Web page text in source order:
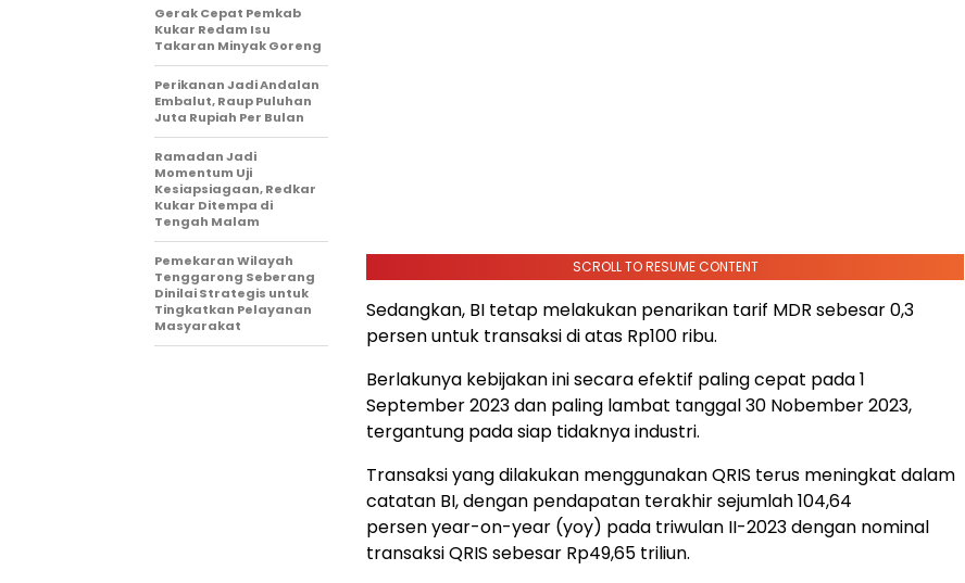
SCROLL TO RESUME CONTENT
Sedangkan, BI tetap melakukan penarikan tarif MDR sebesar 0,3
persen untuk transaksi di atas Rp100 ribu.
Berlakunya kebijakan ini secara efektif paling cepat pada 1
September 2023 dan paling lambat tanggal 30 Nobember 2023,
tergantung pada siap tidaknya industri.
Transaksi yang dilakukan menggunakan QRIS terus meningkat dalam
catatan BI, dengan pendapatan terakhir sejumlah 104,64
persen year-on-year (yoy) pada triwulan II-2023 dengan nominal
transaksi QRIS sebesar Rp49,65 triliun.
Gerak Cepat Pemkab
Kukar Redam Isu
Takaran Minyak Goreng
Perikanan Jadi Andalan
Embalut, Raup Puluhan
Juta Rupiah Per Bulan
Ramadan Jadi
Momentum Uji
Kesiapsiagaan, Redkar
Kukar Ditempa di
Tengah Malam
Pemekaran Wilayah
Tenggarong Seberang
Dinilai Strategis untuk
Tingkatkan Pelayanan
Masyarakat